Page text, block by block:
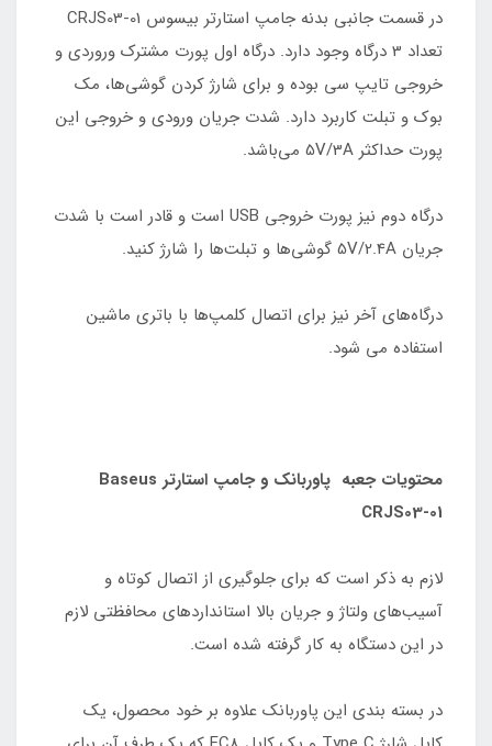
در قسمت جانبی بدنه جامپ استارتر بیسوس CRJS03-01
تعداد 3 درگاه وجود دارد. درگاه اول پورت مشترک وروردی و
خروجی تایپ سی بوده و برای شارژ کردن گوشی‌ها، مک
بوک و تبلت کاربرد دارد. شدت جریان ورودی و خروجی این
پورت حداکثر 5V/3A می‌باشد.
درگاه دوم نیز پورت خروجی USB است و قادر است با شدت
جریان 5V/2.4A گوشی‌ها و تبلت‌ها را شارژ کنید.
درگاه‌های آخر نیز برای اتصال کلمپ‌ها با باتری ماشین
استفاده می شود.
محتویات جعبه پاوربانک و جامپ استارتر Baseus
CRJS03-01
لازم به ذکر است که برای جلوگیری از اتصال کوتاه و
آسیب‌های ولتاژ و جریان بالا استانداردهای محافظتی لازم
در این دستگاه به کار گرفته شده است.
در بسته بندی این پاوربانک علاوه بر خود محصول، یک